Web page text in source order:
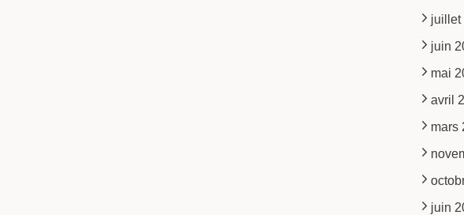
juillet
juin
mai
avril
mars
juin